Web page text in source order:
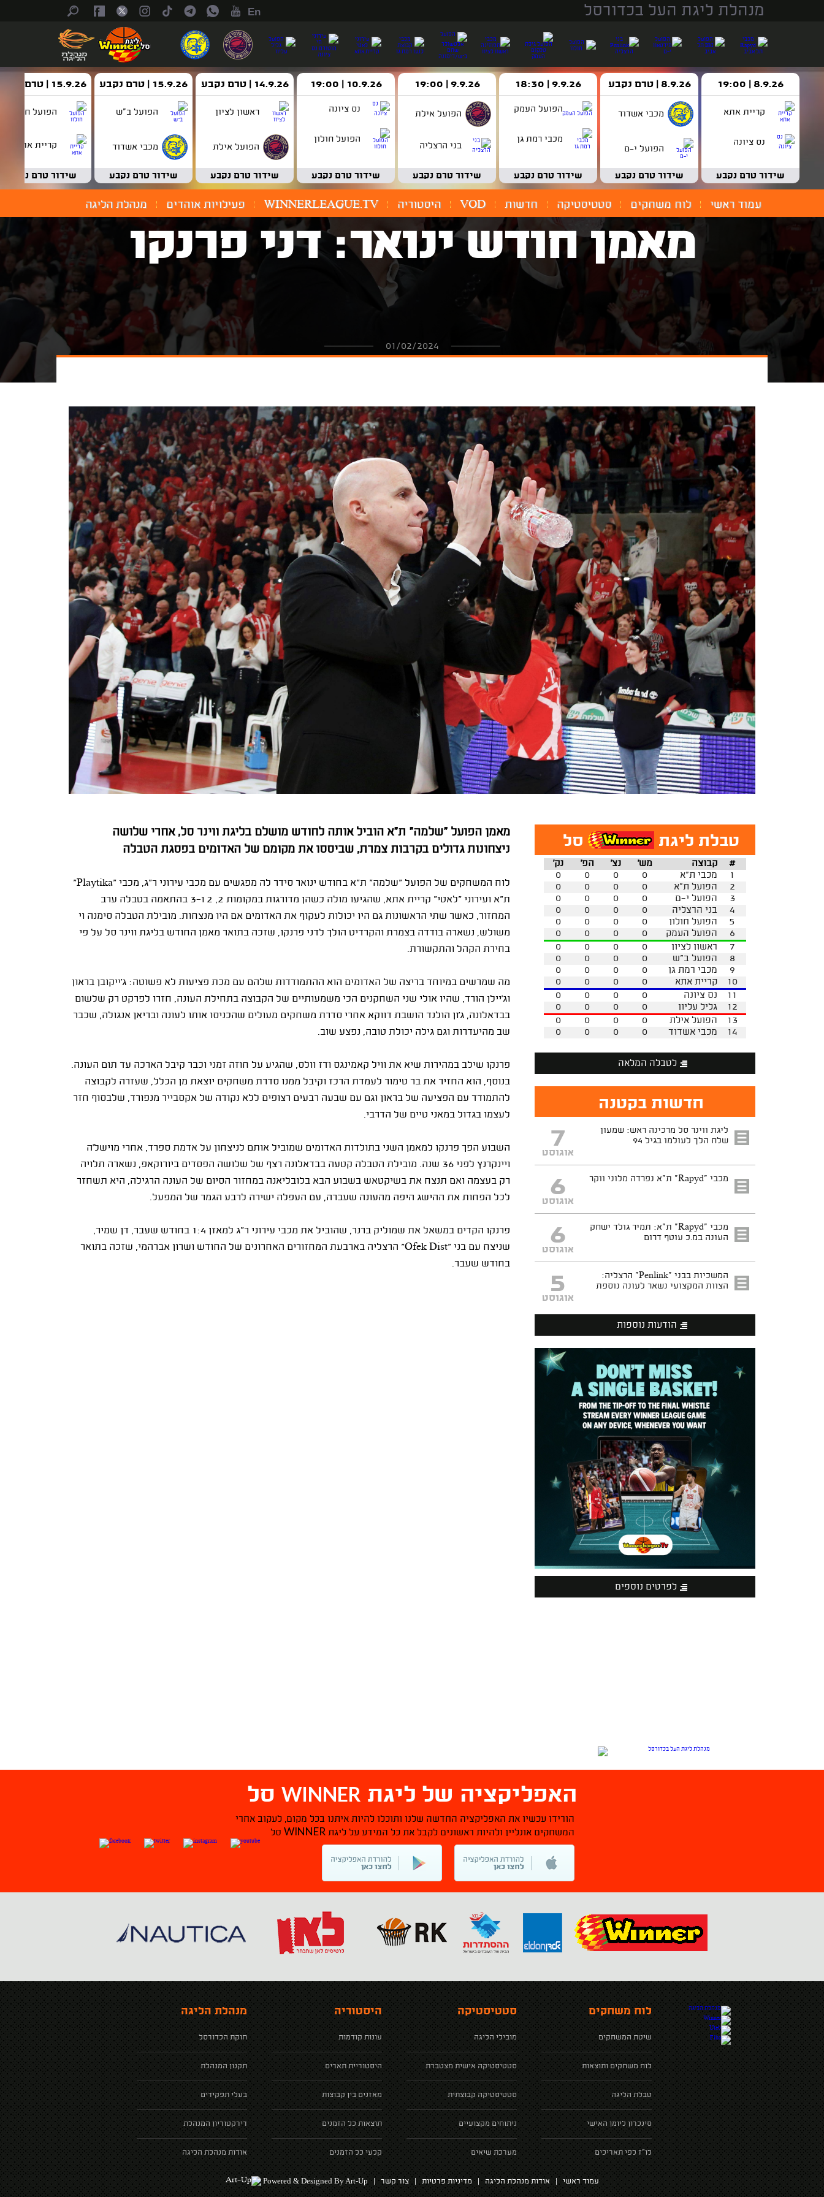
מנהלת ליגת העל בכדורסל En
8.9.26 | 19:00
קריית אתא
נס ציונה
שידור טרם נקבע
8.9.26 | טרם נקבע
מכבי אשדוד
הפועל י-ם
שידור טרם נקבע
9.9.26 | 18:30
הפועל העמק
מכבי רמת גן
שידור טרם נקבע
9.9.26 | 19:00
הפועל אילת
בני הרצליה
שידור טרם נקבע
10.9.26 | 19:00
נס ציונה
הפועל חולון
שידור טרם נקבע
14.9.26 | טרם נקבע
ראשון לציון
הפועל אילת
שידור טרם נקבע
15.9.26 | טרם נקבע
הפועל ב"ש
מכבי אשדוד
שידור טרם נקבע
15.9.26 | טרם נקבע
הפועל חולון
קריית אתא
שידור טרם נקבע
עמוד ראשי לוח משחקים סטטיסטיקה חדשות VOD היסטוריה WINNERLEAGUE.TV פעילויות אוהדים מנהלת הליגה
מאמן חודש ינואר: דני פרנקו
01/02/2024
מאמן הפועל "שלמה" ת"א הוביל אותה לחודש מושלם בליגת ווינר סל, אחרי שלושה
ניצחונות גדולים בקרבות צמרת, שביססו את מקומם של האדומים בפסגת הטבלה
לוח המשחקים של הפועל "שלמה" ת"א בחודש ינואר סידר לה מפגשים עם מכבי עירוני ר"ג, מכבי "Playtika
"
ת"א ועירוני "לאטי" קריית אתא, שהגיעו מולה כשהן מדורגות במקומות 2, 2 ו-3 בהתאמה בטבלה ערב
המחזור, כאשר שתי הראשונות גם היו יכולות לעקוף את האדומים אם היו מנצחות. מובילת הטבלה סימנה וי
משולש, נשארה בודדה בצמרת והקרדיט הולך לדני פרנקו, שזכה בתואר מאמן החודש בליגת ווינר סל על פי
בחירת הקהל והתקשורת.
מה שמרשים במיוחד בריצה של האדומים הוא ההתמודדות שלהם עם מכת פציעות לא פשוטה: ג'ייקובן בראון
וג'יילן הורד, שהיו אולי שני השחקנים הכי משמעותיים של הקבוצה בתחילת העונה, חזרו לפרקט רק שלשום
בבדאלונה, ג'ון הולנד הושבת דווקא אחרי סדרת משחקים מעולים שהכניסו אותו לעונה ובריאן אנגולה, שכבר
שב מהיעדרות וגם גילה יכולת טובה, נפצע שוב.
פרנקו שילב במהירות שיא את וויל קאמינגס ודז וולס, שהגיע על חוזה זמני וכבר קיבל הארכה עד תום העונה.
בנוסף, הוא החזיר את בר טימור לעמדת הרכז וקיבל ממנו סדרת משחקים יוצאת מן הכלל, שעזרה לקבוצה
להתמודד עם הפציעה של בראון וגם עם שבעה רבעים רצופים ללא נקודה של אקסבייר מנפורד, שלבסוף חזר
לעצמו בגדול במאני טיים של הדרבי.
השבוע הפך פרנקו למאמן השני בתולדות האדומים שמוביל אותם לניצחון על אדמת ספרד, אחרי מוישל'ה
ויינקרנץ לפני 36 שנה. מובילת הטבלה קטעה בבדאלונה רצף של שלושה הפסדים ביורוקאפ, נשארה תלויה
רק בעצמה ואם תנצח את בשיקטאש בשבוע הבא בלובליאנה במחזור הסיום של העונה הרגילה, היא תשחזר
לכל הפחות את ההישג היפה מהעונה שעברה, עם העפלה ישירה לרבע הגמר של המפעל.
פרנקו הקדים במשאל את שמוליק ברנר, שהוביל את מכבי עירוני ר"ג למאזן 1:4 בחודש שעבר, דן שמיר,
שניצח עם בני "Ofek Dist" הרצליה בארבעת המחזורים האחרונים של החודש ושרון אברהמי, שזכה בתואר
בחודש שעבר.
טבלת ליגת סל
נק' הפ' נצ' מש' קבוצה
#
0
0 0 0 מכבי ת"א
1
0
0 0 0 הפועל ת"א
2
0
0 0 0 הפועל י-ם
3
0
0 0 0 בני הרצליה
4
0
0 0 0 הפועל חולון
5
0
0 0 0 הפועל העמק
6
0
0 0 0 ראשון לציון
7
0
0 0 0 הפועל ב"ש
8
0
0 0 0 מכבי רמת גן
9
0
0 0 0 קריית אתא
10
0
0 0 0 נס ציונה
11
0
0 0 0 גליל עליון
12
0
0 0 0 הפועל אילת
13
0
0 0 0 מכבי אשדוד 14
לטבלה המלאה
חדשות בקטנה
ליגת ווינר סל מרכינה ראש: שמעון
שלח הלך לעולמו בגיל 94
7
אוגוסט
מכבי "Rapyd" ת"א נפרדה מלוני ווקר 6
אוגוסט
מכבי "Rapyd" ת"א: תמיר גולד ישחק
העונה במ.כ עוטף דרום
6
אוגוסט
המשכיות בבני "Penlink" הרצליה:
הצוות המקצועי נשאר לעונה נוספת
5
אוגוסט
הודעות נוספות
לפרטים נוספים
האפליקציה של ליגת WINNER סל
הורידו עכשיו את האפליקציה החדשה שלנו ותוכלו להיות איתנו בכל מקום, לעקוב אחרי
המשחקים אונליין ולהיות ראשונים לקבל את כל המידע על ליגת WINNER סל
לוח משחקים
שיטת המשחקים
לוח משחקים ותוצאות
טבלת הליגה
סינכרון ליומן האישי
לו"ז לפי תאריכים
סטטיסטיקה
מובילי הליגה
סטטיסטיקה אישית מצטברת
סטטיסטיקה קבוצתית
ניתוחים מקצועיים
מערכת שיאים
היסטוריה
עונות קודמות
היסטוריית תארים
מאזנים בין קבוצות
תוצאות כל הזמנים
קלעי כל הזמנים
מנהלת הליגה
חוקת הכדורסל
תקנון המנהלת
בעלי תפקידים
דירקטוריון המנהלת
אודות מנהלת הליגה
עמוד ראשי|אודות מנהלת הליגה | מדיניות פרטיות|צור קשר|
Powered & Designed By Art-Up